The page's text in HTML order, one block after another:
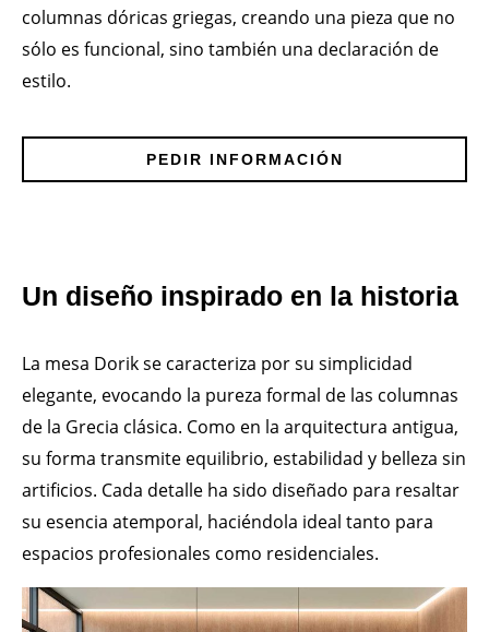
columnas dóricas griegas, creando una pieza que no
sólo es funcional, sino también una declaración de
estilo.
PEDIR INFORMACIÓN
Un diseño inspirado en la historia
La mesa Dorik se caracteriza por su simplicidad
elegante, evocando la pureza formal de las columnas
de la Grecia clásica. Como en la arquitectura antigua,
su forma transmite equilibrio, estabilidad y belleza sin
artificios. Cada detalle ha sido diseñado para resaltar
su esencia atemporal, haciéndola ideal tanto para
espacios profesionales como residenciales.